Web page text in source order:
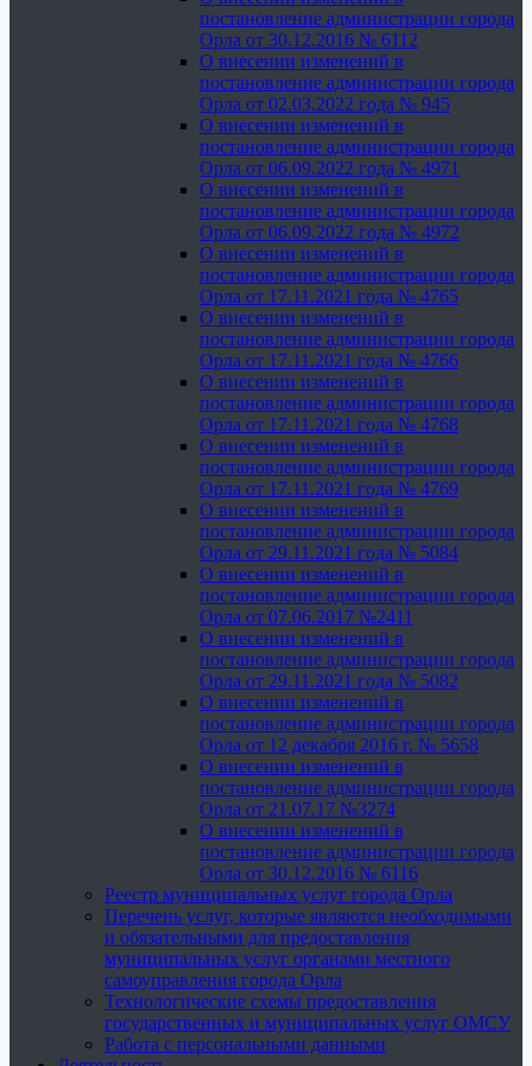
постановление администрации города
Орла от 30.12.2016 № 6112
О внесении изменений в
постановление администрации города
Орла от 02.03.2022 года № 945
О внесении изменений в
постановление администрации города
Орла от 06.09.2022 года № 4971
О внесении изменений в
постановление администрации города
Орла от 06.09.2022 года № 4972
О внесении изменений в
постановление администрации города
Орла от 17.11.2021 года № 4765
О внесении изменений в
постановление администрации города
Орла от 17.11.2021 года № 4766
О внесении изменений в
постановление администрации города
Орла от 17.11.2021 года № 4768
О внесении изменений в
постановление администрации города
Орла от 17.11.2021 года № 4769
О внесении изменений в
постановление администрации города
Орла от 29.11.2021 года № 5084
О внесении изменений в
постановление администрации города
Орла от 07.06.2017 №2411
О внесении изменений в
постановление администрации города
Орла от 29.11.2021 года № 5082
О внесении изменений в
постановление администрации города
Орла от 12 декабря 2016 г. № 5658
О внесении изменений в
постановление администрации города
Орла от 21.07.17 №3274
О внесении изменений в
постановление администрации города
Орла от 30.12.2016 № 6116
Реестр муниципальных услуг города Орла
Перечень услуг, которые являются необходимыми
и обязательными для предоставления
муниципальных услуг органами местного
самоуправления города Орла
Технологические схемы предоставления
государственных и муниципальных услуг ОМСУ
Работа с персональными данными